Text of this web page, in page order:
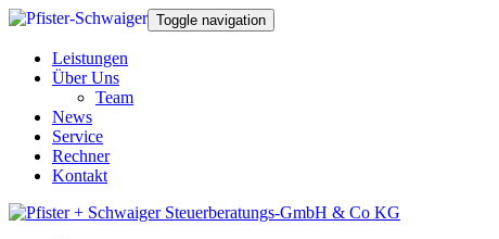
Toggle navigation
Leistungen
Über Uns
Team
News
Service
Rechner
Kontakt